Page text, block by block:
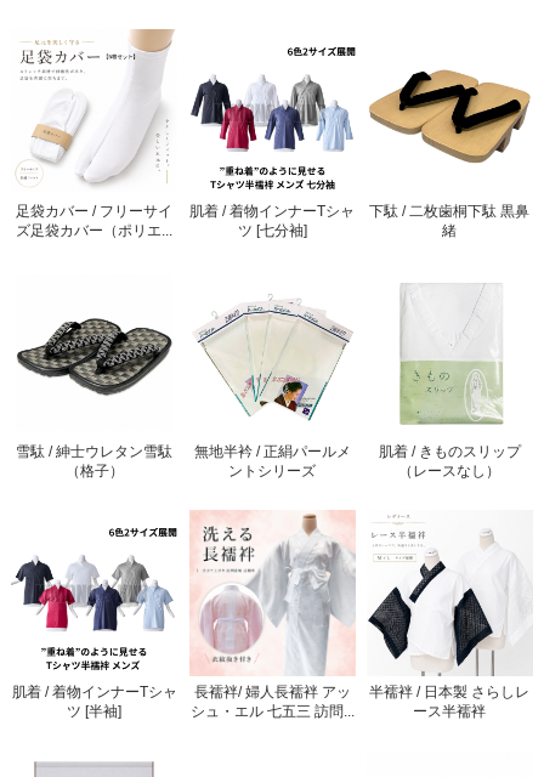
足袋カバー / フリーサイ
ズ足袋カバー（ポリエ...
肌着 / 着物インナーTシャ
ツ [七分袖]
下駄 / 二枚歯桐下駄 黒鼻
緒
雪駄 / 紳士ウレタン雪駄
（格子）
無地半衿 / 正絹パールメ
ントシリーズ
肌着 / きものスリップ
（レースなし）
肌着 / 着物インナーTシャ
ツ [半袖]
長襦袢/ 婦人長襦袢 アッ
シュ・エル 七五三 訪問...
半襦袢 / 日本製 さらしレ
ース半襦袢